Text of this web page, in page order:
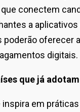
conectem
a aplicativos
poderão oferecer
digitais.
que já
inspira em